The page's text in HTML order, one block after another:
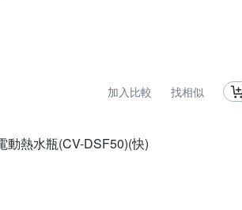
加入比較 找相似
動熱水瓶(CV-DSF50)(快)